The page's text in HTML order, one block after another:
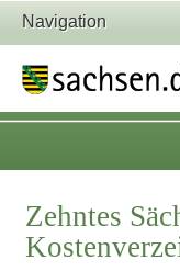
Navigation
Zehntes